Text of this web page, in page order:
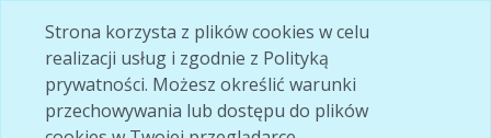
Strona korzysta z plików cookies w celu
realizacji usług i zgodnie z Polityką
prywatności. Możesz określić warunki
przechowywania lub dostępu do plików